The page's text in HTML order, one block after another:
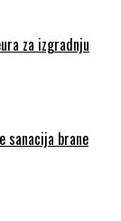
za izgradnju
sanacija brane